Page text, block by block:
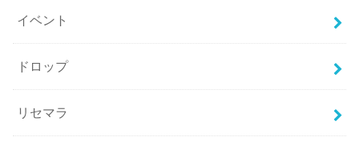
イベント
ドロップ
リセマラ